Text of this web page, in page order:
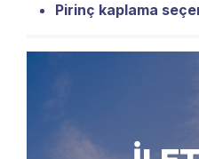
Pirinç kaplama